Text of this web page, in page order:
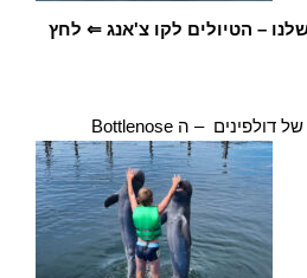
– הטיולים לקו צ'אנג ⇐ לחץ